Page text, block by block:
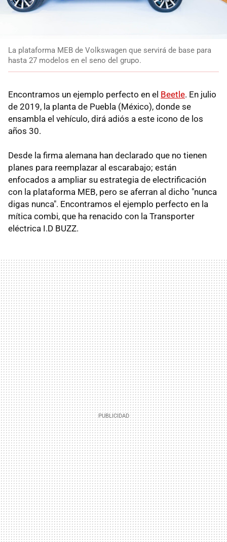
La plataforma MEB de Volkswagen que servirá de base para
hasta 27 modelos en el seno del grupo.
Encontramos un ejemplo perfecto en el Beetle. En julio
de 2019, la planta de Puebla (México), donde se
ensambla el vehículo, dirá adiós a este icono de los
años 30.
Desde la firma alemana han declarado que no tienen
planes para reemplazar al escarabajo; están
enfocados a ampliar su estrategia de electrificación
con la plataforma MEB, pero se aferran al dicho "nunca
digas nunca". Encontramos el ejemplo perfecto en la
mítica combi, que ha renacido con la Transporter
eléctrica I.D BUZZ.